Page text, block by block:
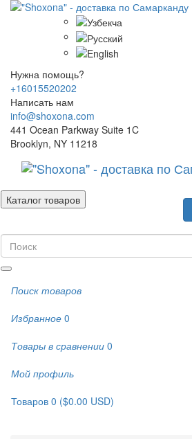
Нужна помощь?
+16015520202
Написать нам
info@shoxona.com
441 Ocean Parkway Suite 1C
Brooklyn, NY 11218
Каталог товаров
Поиск товаров
Избранное 0
Товары в сравнении 0
Мой профиль
Товаров 0 ($0.00 USD)